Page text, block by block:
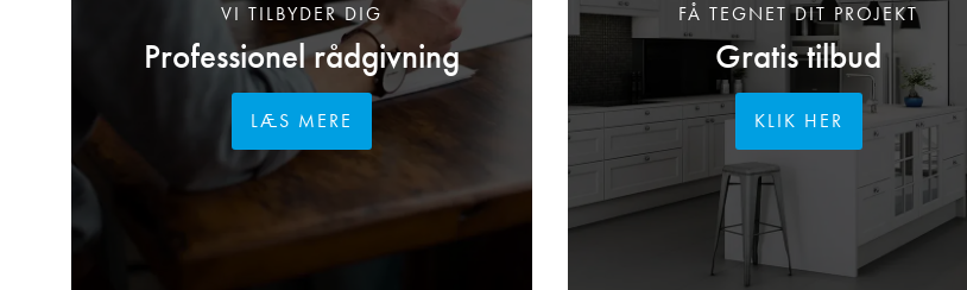
Professionel rådgivning
VI TILBYDER DIG
LÆS MERE
Gratis tilbud
FÅ TEGNET DIT PROJEKT
KLIK HER